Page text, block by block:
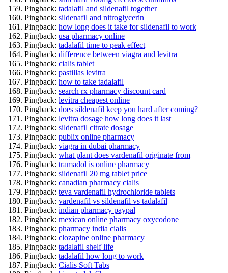
Pingback: tadalafil and sildenafil together
Pingback: sildenafil and nitroglycerin
Pingback: how long does it take for sildenafil to work
Pingback: usa pharmacy online
Pingback: tadalafil time to peak effect
Pingback: difference between viagra and levitra
Pingback: cialis tablet
Pingback: pastillas levitra
Pingback: how to take tadalafil
Pingback: search rx pharmacy discount card
Pingback: levitra cheapest online
Pingback: does sildenafil keep you hard after coming?
Pingback: levitra dosage how long does it last
Pingback: sildenafil citrate dosage
Pingback: publix online pharmacy
Pingback: viagra in dubai pharmacy
Pingback: what plant does vardenafil originate from
Pingback: tramadol is online pharmacy
Pingback: sildenafil 20 mg tablet price
Pingback: canadian pharmacy cialis
Pingback: teva vardenafil hydrochloride tablets
Pingback: vardenafil vs sildenafil vs tadalafil
Pingback: indian pharmacy paypal
Pingback: mexican online pharmacy oxycodone
Pingback: pharmacy india cialis
Pingback: clozapine online pharmacy
Pingback: tadalafil shelf life
Pingback: tadalafil how long to work
Pingback: Cialis Soft Tabs